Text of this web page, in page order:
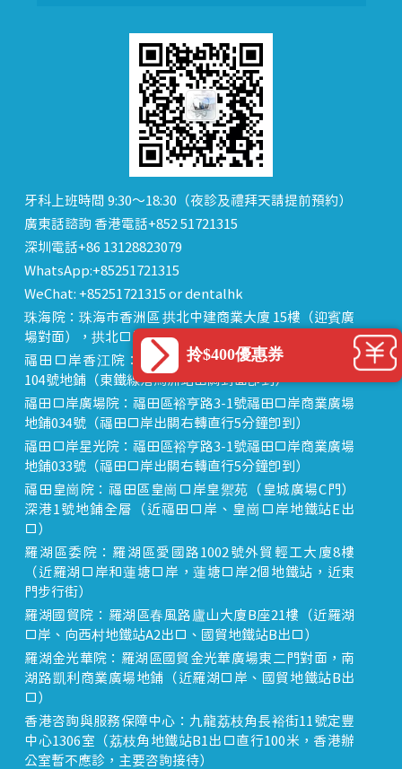
牙科上班時間 9:30～18:30（夜診及禮拜天請提前預約）
廣東話諮詢 香港電話+852 51721315
深圳電話+86 13128823079
WhatsApp:+85251721315
WeChat: +85251721315 or dentalhk
珠海院：珠海市香洲區 拱北中建商業大廈 15樓（迎賓廣
場對面），拱北口岸步行8分鐘直達
福田口岸香江院：福田區福田口岸正對面，海悅華城
104號地鋪（東鐵線落馬洲站出關對面即到）
福田口岸廣場院：福田區裕亨路3-1號福田口岸商業廣場
地鋪034號（福田口岸出關右轉直行5分鐘即到）
福田口岸星光院：福田區裕亨路3-1號福田口岸商業廣場
地鋪033號（福田口岸出關右轉直行5分鐘即到）
福田皇崗院：福田區皇崗口岸皇禦苑（皇城廣場C門）
深港1號地鋪全層（近福田口岸、皇崗口岸地鐵站E出
口）
羅湖區委院：羅湖區愛國路1002號外貿輕工大廈8樓
（近羅湖口岸和蓮塘口岸，蓮塘口岸2個地鐵站，近東
門步行街）
羅湖國貿院：羅湖區春風路廬山大廈B座21樓（近羅湖
口岸、向西村地鐵站A2出口、國貿地鐵站B出口）
羅湖金光華院：羅湖區國貿金光華廣場東二門對面，南
湖路凱利商業廣場地鋪（近羅湖口岸、國貿地鐵站B出
口）
香港咨詢與服務保障中心：九龍荔枝角長裕街11號定豐
中心1306室（荔枝角地鐵站B1出口直行100米，香港辦
公室暫不應診，主要咨詢接待）
拎$400優惠券